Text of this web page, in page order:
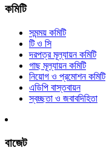
কমিটি
সমন্ময় কমিটি
টি ও সি
দরপত্র মূল্যায়ন কমিটি
গাছ মূল্যায়ন কমিটি
নিয়োগ ও প্রমোশন কমিটি
এডিপি বাস্তবায়ন
স্বচ্ছতা ও জবাবদিহিতা
বাজেট